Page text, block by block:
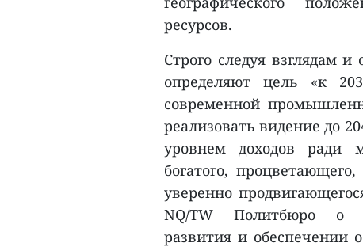
ресурсов.
Строго следуя взглядам
определяют цель «к
современной
реализовать видение до
уровнем доходов ради
богатого,
уверенно
NQ/TW Политбюро о
развития и обеспечении